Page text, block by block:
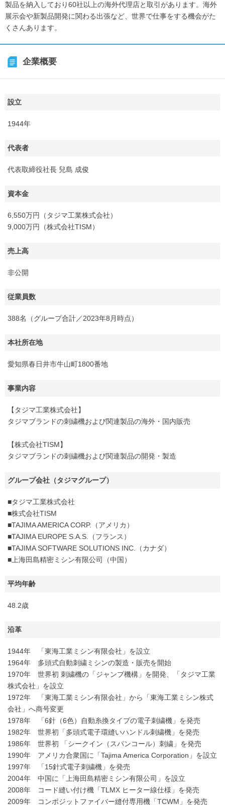
製品を納入しており60社以上の海外代理店と取引があります。海外
展示会や新製品開発に関わる出張など、世界で仕事をする機会がた
くさんあります。
企業概要
設立
1944年
代表者
代表取締役社長 兒島 成俊
資本金
6,550万円（タジマ工業株式会社）
9,000万円（株式会社TISM）
売上高
非公開
従業員数
388名（グループ合計／2023年8月時点）
本社所在地
愛知県春日井市牛山町1800番地
事業内容
【タジマ工業株式会社】
タジマブランドの刺繍機および関連製品の海外・国内販売
【株式会社TISM】
タジマブランドの刺繍機および関連製品の開発・製造
グループ会社（タジマグループ）
■タジマ工業株式会社
■株式会社TISM
■TAJIMA AMERICA CORP.（アメリカ）
■TAJIMA EUROPE S.A.S.（フランス）
■TAJIMA SOFTWARE SOLUTIONS INC.（カナダ）
■上海田島精密ミシン有限公司（中国）
平均年齢
48.2歳
沿革
1944年 「東海工業ミシン有限会社」を設立
1964年 多頭式自動刺繍ミシンの製造・販売を開始
1970年 世界初 刺繍機の「ジャンプ機構」を開発、「タジマ工業
株式会社」を設立
1972年 「東海工業ミシン有限会社」から「東海工業ミシン株式
会社」へ商号変更
1978年 「6針（6色）自動糸換タイプの電子刺繍機」を発売
1982年 世界初「多頭式電子環縫いハンドル刺繍機」を発売
1986年 世界初 「シークイン（スパンコール）刺繍」を発売
1990年 アメリカ合衆国に「Tajima America Corporation」を設立
1997年 「15針式電子刺繍機」を発売
2004年 中国に「上海田島精密ミシン有限公司」を設立
2008年 コード縫い付け機「TLMX ヒーター線仕様」を発売
2009年 コンポジットファイバー縫付専用機「TCWM」を発売